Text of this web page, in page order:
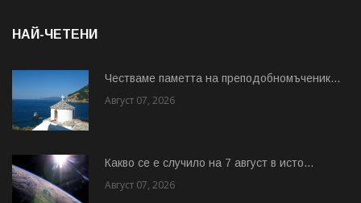
НАЙ-ЧЕТЕНИ
Честваме паметта на преподобномъченик...
Август 07, 2026
Какво се е случило на 7 август в исто...
Август 07, 2026